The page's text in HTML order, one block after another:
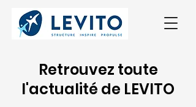
Retrouvez toute
l'actualité de LEVITO